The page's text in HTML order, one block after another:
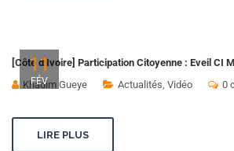
11
FÉV
[Côte d’Ivoire] Participation Citoyenne : Eveil CI
Khadim Gueye
Actualités, Vidéo 0
LIRE PLUS